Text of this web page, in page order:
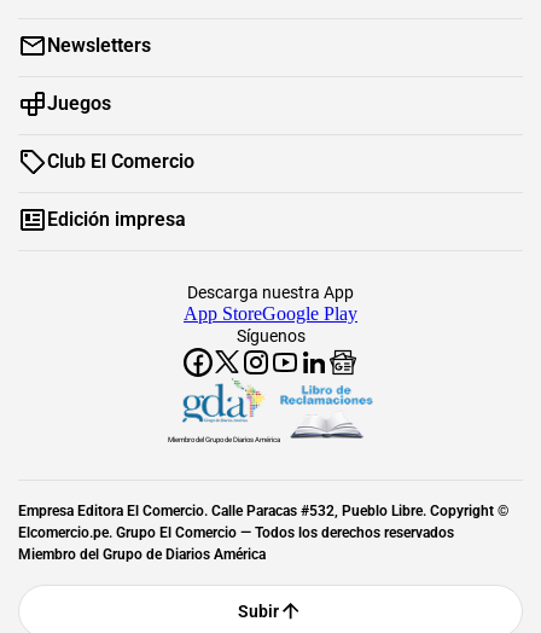
Newsletters
Juegos
Club El Comercio
Edición impresa
Síguenos
Descarga nuestra App
App StoreGoogle Play
Miembro del Grupo de Diarios América
Empresa Editora El Comercio. Calle Paracas #532, Pueblo Libre. Copyright ©
Elcomercio.pe. Grupo El Comercio — Todos los derechos reservados
Miembro del Grupo de Diarios América
Subir